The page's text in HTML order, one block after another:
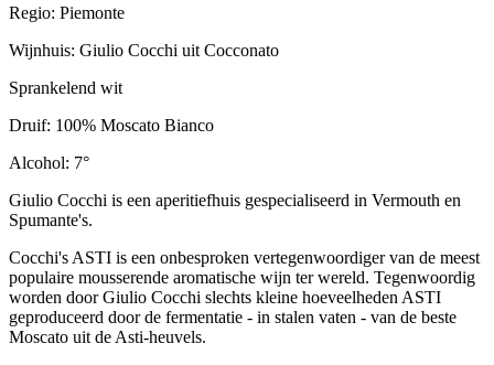
Regio: Piemonte
Wijnhuis: Giulio Cocchi uit Cocconato
Sprankelend wit
Druif: 100% Moscato Bianco
Alcohol: 7°
Giulio Cocchi is een aperitiefhuis gespecialiseerd in Vermouth en
Spumante's.
Cocchi's ASTI is een onbesproken vertegenwoordiger van de meest
populaire mousserende aromatische wijn ter wereld. Tegenwoordig
worden door Giulio Cocchi slechts kleine hoeveelheden ASTI
geproduceerd door de fermentatie - in stalen vaten - van de beste
Moscato uit de Asti-heuvels.